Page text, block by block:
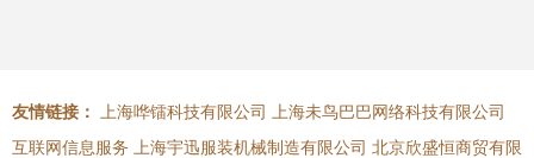
友情链接： 上海哗镭科技有限公司
上海未鸟巴巴网络科技有限公司
互联网信息服务
上海宇迅服装机械制造有限公司 北京欣盛恒商贸有限